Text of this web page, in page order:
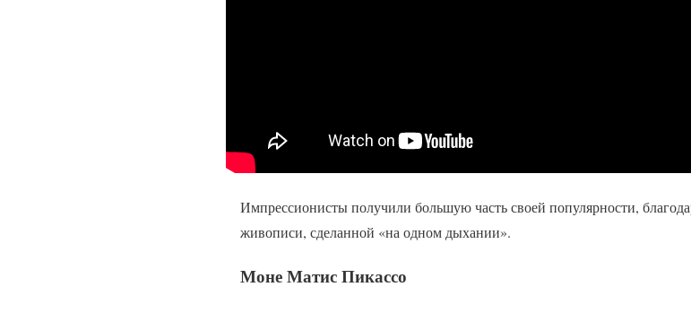
Импрессионисты получили большую часть своей популярности,
живописи, сделанной «на одном дыхании».
Моне Матис Пикассо